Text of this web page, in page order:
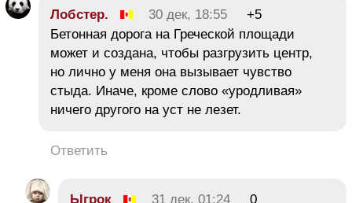
Лобстер. 30 дек, 18:55
+5
Бетонная дорога на Греческой площади
может и создана, чтобы разгрузить центр,
но лично у меня она вызывает чувство
стыда. Иначе, кроме слово «уродливая»
ничего другого на уст не лезет.
Ответить
Ыгрок 31 дек, 01:24 0